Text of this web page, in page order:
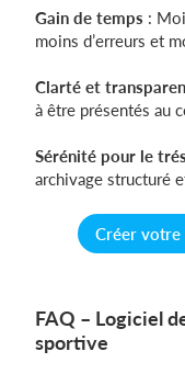
Gain de temps :
moins d’erreurs et
Clarté et
à être présentés au
Sérénité pour le
archivage structuré
Créer votre
FAQ – Logiciel
sportive